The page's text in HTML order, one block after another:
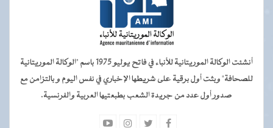
أنشئت الوكالة الموريتانية للأنباء في فاتح يوليو 1975 باسم "الوكالة الموريتانية
للصحافة" وبثت أول برقية على شريطها الإخباري في نفس اليوم و بالتزامن مع
صدور أول عدد من جريدة الشعب بطبعتيها العربية والفرنسية.